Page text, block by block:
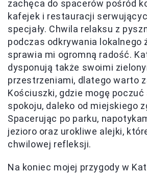
zachęca do spacerów pośród
kafejek i restauracji
specjały. Chwila relaksu z
podczas odkrywania lokalnego
sprawia mi ogromną radość.
dysponują także swoimi
przestrzeniami, dlatego warto
Kościuszki, gdzie mogę poczuć
spokoju, daleko od miejskiego
Spacerując po parku,
jezioro oraz urokliwe alejki,
chwilowej refleksji.
Na koniec mojej przygody w